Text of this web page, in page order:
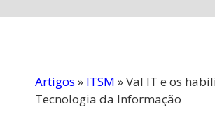
Artigos » ITSM »Val IT e os
Tecnologia da Informação